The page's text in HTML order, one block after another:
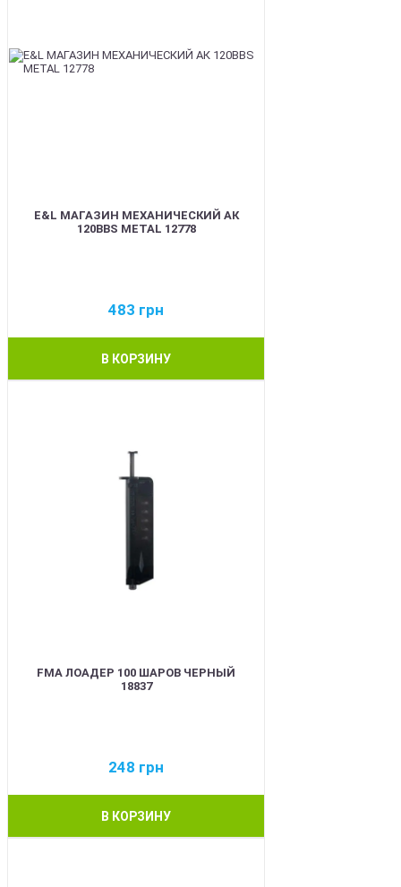
E&L МАГАЗИН МЕХАНИЧЕСКИЙ АК
120BBS METAL 12778
483 грн
В КОРЗИНУ
FMA ЛОАДЕР 100 ШАРОВ ЧЕРНЫЙ
18837
248 грн
В КОРЗИНУ